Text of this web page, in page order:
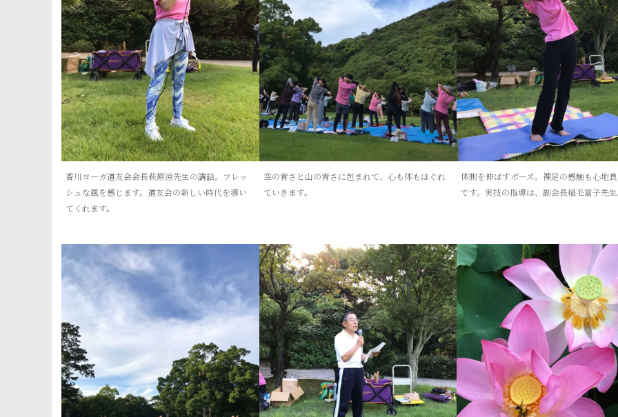
香川ヨーガ道友会会長萩原涼先生の講話。フレッ
シュな風を感じます。道友会の新しい時代を導い
てくれます。
空の青さと山の青さに包まれて、心も体もほぐれ
ていきます。
体側を伸ばすポーズ。裸足の感触も心地
です。実技の指導は、副会長稲毛富子先